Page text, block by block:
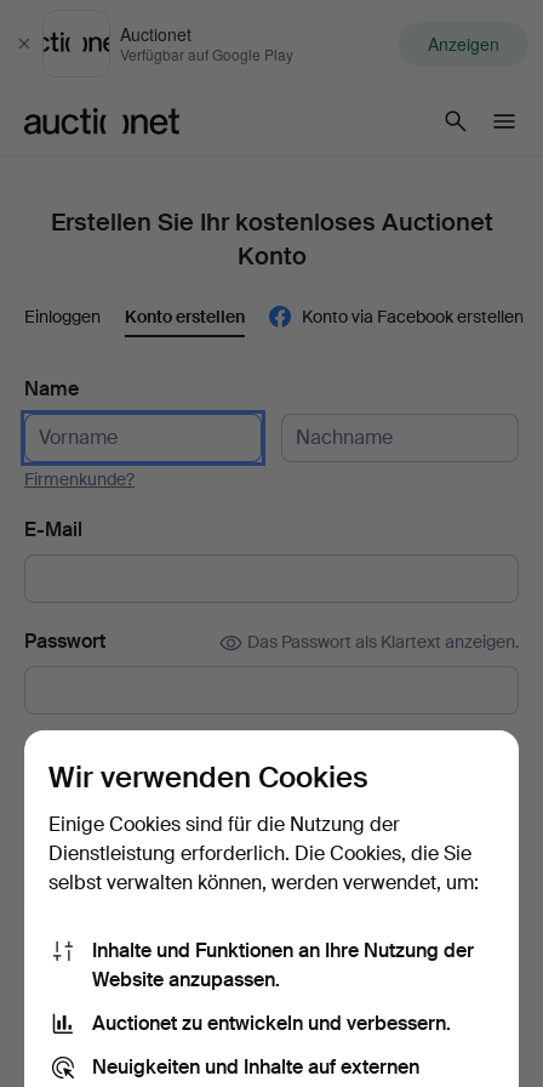
Schließen
Auctionet
Verfügbar auf Google Play Anzeigen
Erstellen Sie Ihr kostenloses Auctionet
Konto
Einloggen Konto erstellen Konto via Facebook erstellen
Name
Firmenkunde?
E-Mail
Passwort Das Passwort als Klartext anzeigen.
Mit u. a. Expertentipps, ausgewählten Objekten und Inspiration.
Sie können das Abonnement ganz einfach beenden, falls Sie
nicht mehr interessiert sind.
Ich bin über 18 Jahre alt und akzeptieredie
Datenschutzerklärungzur Kenntnis genommen habe.
Konto erstellen
Wir verwenden Cookies
Einige Cookies sind für die Nutzung der
Dienstleistung erforderlich. Die Cookies, die Sie
selbst verwalten können, werden verwendet, um:
Inhalte und Funktionen an Ihre Nutzung der
Website anzupassen.
Auctionet zu entwickeln und verbessern.
Neuigkeiten und Inhalte auf externen